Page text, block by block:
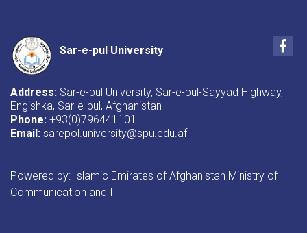
Sar-e-pul University
Address: Sar-e-pul University, Sar-e-pul-Sayyad Highway,
Engishka, Sar-e-pul, Afghanistan
Phone: +93(0)796441101
Email: sarepol.university@spu.edu.af
Powered by: Islamic Emirates of Afghanistan Ministry of
Communication and IT